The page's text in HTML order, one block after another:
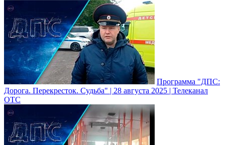
Программа "ДПС:
Дорога. Перекресток. Судьба" | 28 августа 2025 | Телеканал
ОТС